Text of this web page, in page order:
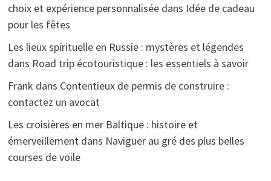
choix et expérience personnaliséedans Idée de cadeau
pour les fêtes
Les lieux spirituelle en Russie : mystères et légendes
dans Road trip écotouristique : les essentiels à savoir
Frank dans Contentieux de permis de construire :
contactez un avocat
Les croisières en mer Baltique : histoire et
émerveillementdans Naviguer au gré des plus belles
courses de voile